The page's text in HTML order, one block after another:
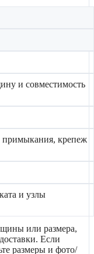
и совместимость
примыкания, крепеж
и узлы
или размера,
Если
размеры и фото/